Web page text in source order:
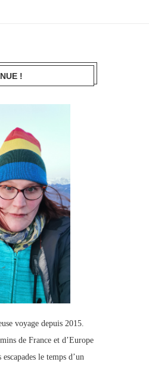
!
voyage depuis 2015.
de France et d’Europe
le temps d’un